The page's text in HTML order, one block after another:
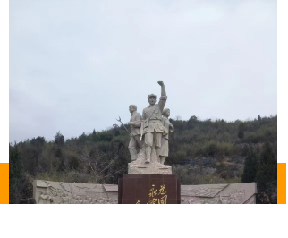
낀
首页
뀵
产品
ꂅ
电话
넙
我的